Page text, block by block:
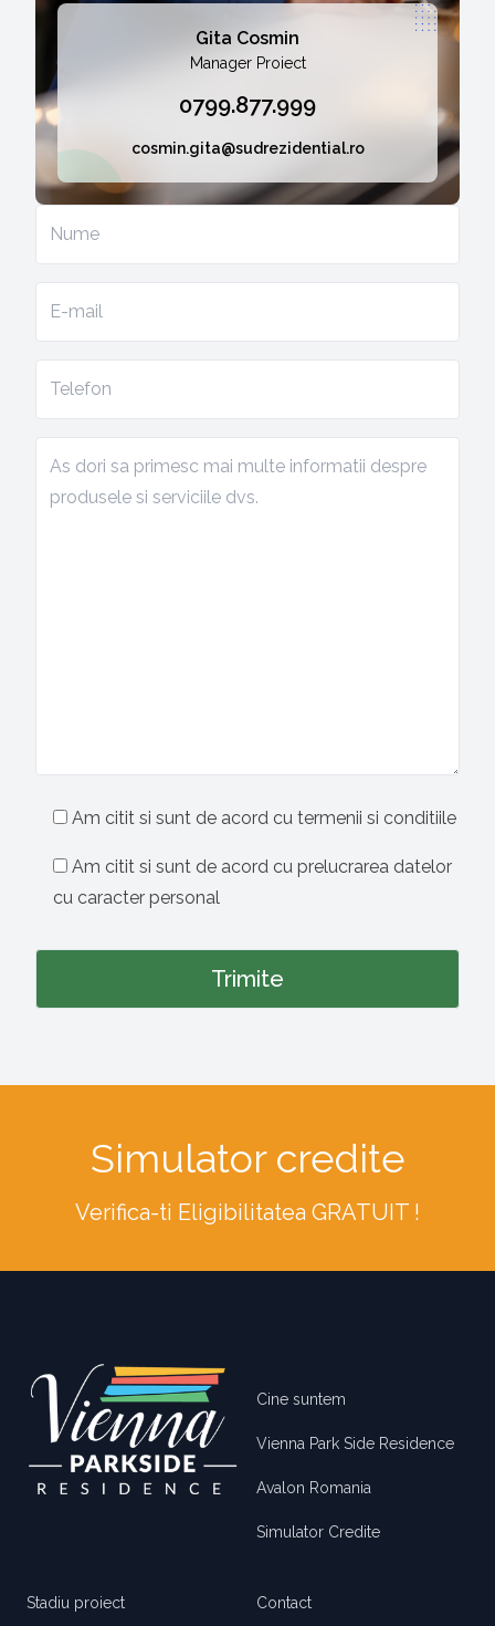
Gita Cosmin
Manager Proiect
0799.877.999
cosmin.gita@sudrezidential.ro
Am citit si sunt de acord cu termenii si conditiile
Am citit si sunt de acord cu prelucrarea datelor
cu caracter personal
Simulator credite
Verifica-ti Eligibilitatea GRATUIT !
Cine suntem
Vienna Park Side Residence
Avalon Romania
Simulator Credite
Stadiu proiect Contact